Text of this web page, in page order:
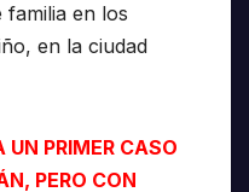
familia en los
en la ciudad
PRIMER CASO
PERO CON